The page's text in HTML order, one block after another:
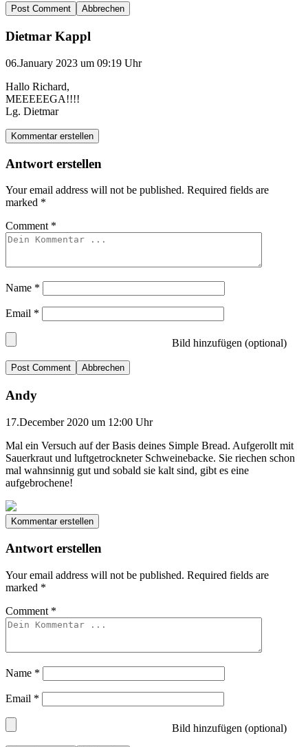
Abbrechen
Dietmar Kappl
06.January 2023 um 09:19 Uhr
Hallo Richard,
MEEEEEGA!!!!
Lg. Dietmar
Kommentar erstellen
Antwort erstellen
Your email address will not be published. Required fields are
marked *
Comment *
Name *
Email *
Bild hinzufügen (optional)
Abbrechen
Andy
17.December 2020 um 12:00 Uhr
Mal ein Versuch auf der Basis deines Simple Bread. Aufgerollt mit
Sauerkraut und luftgetrockneter Schweinebacke. Sie riechen schon
mal wahnsinnig gut und sobald sie kalt sind, gibt es eine
aufgebrochene!
Kommentar erstellen
Antwort erstellen
Your email address will not be published. Required fields are
marked *
Comment *
Name *
Email *
Bild hinzufügen (optional)